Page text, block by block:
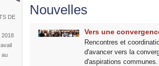
DE
2018
au
Nouvelles
Vers une
Rencontres et
d'avancer vers la
d'aspirations communes.